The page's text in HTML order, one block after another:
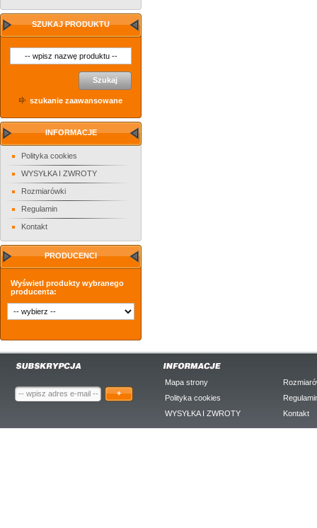
SZUKAJ PRODUKTU
Szukaj
szukanie zaawansowane
INFORMACJE
Polityka cookies
WYSYŁKA I ZWROTY
Rozmiarówki
Regulamin
Kontakt
PRODUCENCI
Wyświetl produkty wybranego
producenta:
+
Mapa strony
Polityka cookies
WYSYŁKA I ZWROTY
Kontakt